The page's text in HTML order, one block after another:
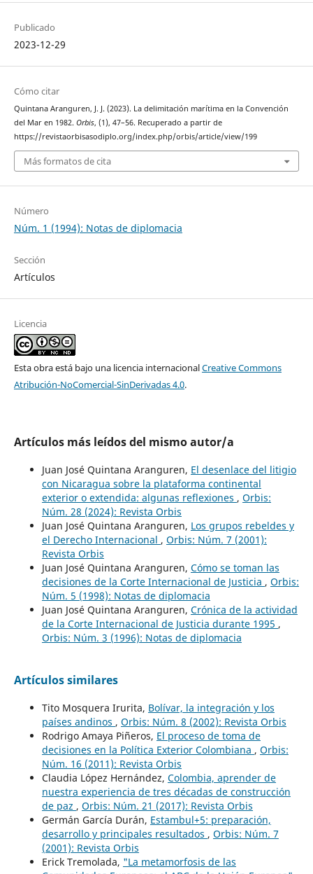
Publicado
2023-12-29
Cómo citar
Quintana Aranguren, J. J. (2023). La delimitación marítima en la Convención
del Mar en 1982. Orbis, (1), 47–56. Recuperado a partir de
https://revistaorbisasodiplo.org/index.php/orbis/article/view/199
Más formatos de cita
Número
Núm. 1 (1994): Notas de diplomacia
Sección
Artículos
Licencia
Esta obra está bajo una licencia internacionalCreative Commons
Atribución-NoComercial-SinDerivadas 4.0.
Artículos más leídos del mismo autor/a
Juan José Quintana Aranguren, El desenlace del litigio
con Nicaragua sobre la plataforma continental
exterior o extendida: algunas reflexiones , Orbis:
Núm. 28 (2024): Revista Orbis
Juan José Quintana Aranguren, Los grupos rebeldes y
el Derecho Internacional , Orbis: Núm. 7 (2001):
Revista Orbis
Juan José Quintana Aranguren, Cómo se toman las
decisiones de la Corte Internacional de Justicia , Orbis:
Núm. 5 (1998): Notas de diplomacia
Juan José Quintana Aranguren, Crónica de la actividad
de la Corte Internacional de Justicia durante 1995 ,
Orbis: Núm. 3 (1996): Notas de diplomacia
Artículos similares
Tito Mosquera Irurita, Bolívar, la integración y los
países andinos , Orbis: Núm. 8 (2002): Revista Orbis
Rodrigo Amaya Piñeros, El proceso de toma de
decisiones en la Política Exterior Colombiana , Orbis:
Núm. 16 (2011): Revista Orbis
Claudia López Hernández, Colombia, aprender de
nuestra experiencia de tres décadas de construcción
de paz , Orbis: Núm. 21 (2017): Revista Orbis
Germán García Durán, Estambul+5: preparación,
desarrollo y principales resultados , Orbis: Núm. 7
(2001): Revista Orbis
Erick Tremolada, "La metamorfosis de las